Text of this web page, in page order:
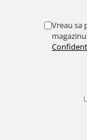
Vreau sa